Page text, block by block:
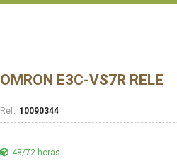
OMRON E3C-VS7R RELE
10090344
48/72 horas